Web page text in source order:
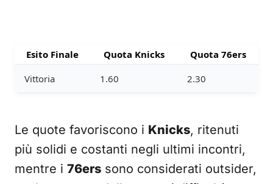
Esito Finale Quota Knicks
Quota 76ers
Vittoria
1.60 2.30
Le quote favoriscono i Knicks, ritenuti
più solidi e costanti negli ultimi incontri,
mentre i 76ers sono considerati outsider,